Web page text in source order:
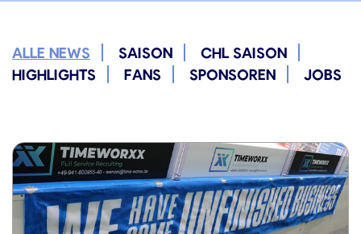
ALLE NEWS SAISON
CHL SAISON
HIGHLIGHTS
FANS SPONSOREN JOBS